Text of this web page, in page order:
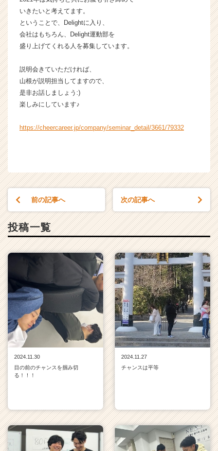
e
e
r）
いきたいと考えてます。
ということで、Delightに入り、
会社はもちろん、Delight運動部を
盛り上げてくれる人を募集しています。
説明会きていただければ、
山根が説明担当してますので、
是非お話しましょう:)
楽しみにしています♪
https://cheercareer.jp/company/seminar_detail/3661/79332
前の記事へ 次の記事へ
投稿一覧
2024.11.30
目の前のチャンスを掴み切
る！！！
2024.11.27
チャンスは平等